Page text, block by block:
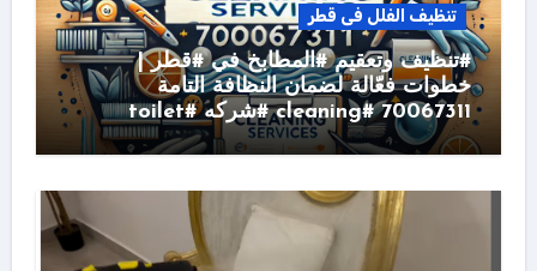
تنظيف الفلل فى قطر
#تنظيف وتعقيم #المطابخ في #قطر |
خطوات فعّالة لضمان النظافة التامة
70067311 #cleaning #شركه #toilet